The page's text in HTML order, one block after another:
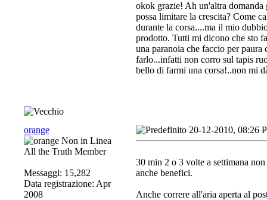
okok grazie! Ah un'altra domanda
possa limitare la crescita? Come
durante la corsa....ma il mio
prodotto. Tutti mi dicono che sto
una paranoia che faccio per
farlo...infatti non corro sul tapis
bello di farmi una corsa!..non mi
orange
All the Truth Member
Messaggi: 15,282
Data registrazione: Apr
2008
20-12-2010, 08:26
30 min 2 o 3 volte a settimana
anche benefici.
Anche correre all'aria aperta al